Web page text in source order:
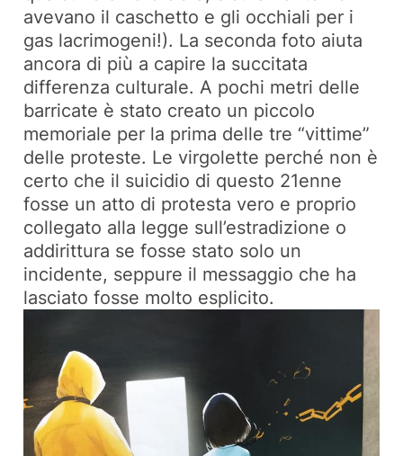
avevano il caschetto e gli occhiali per i
gas lacrimogeni!). La seconda foto aiuta
ancora di più a capire la succitata
differenza culturale. A pochi metri delle
barricate è stato creato un piccolo
memoriale per la prima delle tre “vittime”
delle proteste. Le virgolette perché non è
certo che il suicidio di questo 21enne
fosse un atto di protesta vero e proprio
collegato alla legge sull’estradizione o
addirittura se fosse stato solo un
incidente, seppure il messaggio che ha
lasciato fosse molto esplicito.